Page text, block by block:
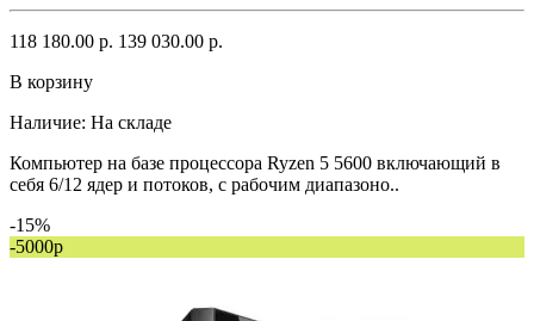
118 180.00 р. 139 030.00 р.
В корзину
Наличие: На складе
Компьютер на базе процессора Ryzen 5 5600 включающий в
себя 6/12 ядер и потоков, с рабочим диапазоно..
-15%
-5000р